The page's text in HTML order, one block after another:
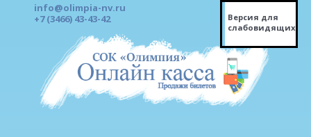
info@olimpia-nv.ru
+7 (3466) 43-43-42
Версия для
слабовидящих